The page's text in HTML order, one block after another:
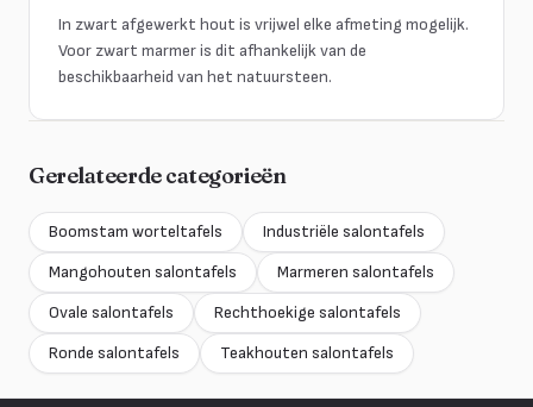
In zwart afgewerkt hout is vrijwel elke afmeting mogelijk.
Voor zwart marmer is dit afhankelijk van de
beschikbaarheid van het natuursteen.
Gerelateerde categorieën
Boomstam worteltafels
Industriële salontafels
Mangohouten salontafels
Marmeren salontafels
Ovale salontafels
Rechthoekige salontafels
Ronde salontafels
Teakhouten salontafels